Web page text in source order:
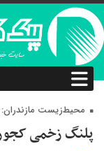
محیط‌زیست مازندران:
پلنگ زخمی